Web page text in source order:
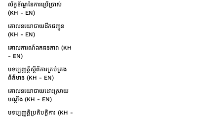
ល័ក្ខខ័ណ្ឌនៃការប្រើប្រាស់
(KH - EN)
គោលនយោបាយដឹកជញ្ជូន
(KH - EN)
គោលការណ៍ឯកជនភាព (KH
- EN)
បទប្បញ្ញត្តិស្តីពីការគ្រប់គ្រង
ព័ត៌មាន (KH - EN)
គោលនយោបាយដោះស្រាយ
បណ្ដឹង (KH - EN)
បទប្បញ្ញត្តិប្រតិបត្តិការ (KH -